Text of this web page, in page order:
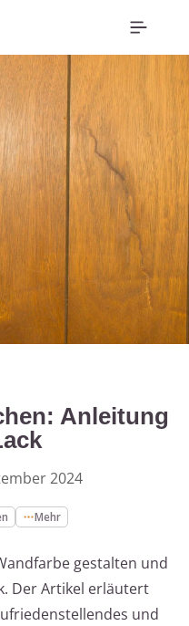
Anleitung
2024
Mehr
gestalten und
Der Artikel erläutert
und